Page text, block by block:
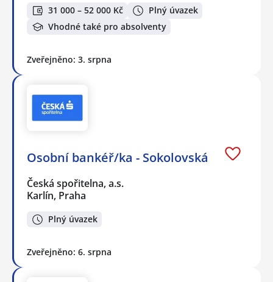
31 000 – 52 000 Kč
Plný úvazek
Vhodné také pro absolventy
Zveřejněno: 3. srpna
Osobní bankéř/ka - Sokolovská
Česká spořitelna, a.s.
Karlín, Praha
Plný úvazek
Zveřejněno: 6. srpna